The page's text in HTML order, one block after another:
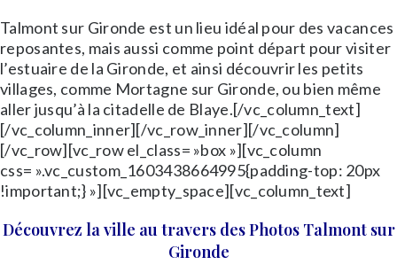
Talmont sur Gironde est un lieu idéal pour des vacances
reposantes, mais aussi comme point départ pour visiter
l’estuaire de la Gironde, et ainsi découvrir les petits
villages, comme Mortagne sur Gironde, ou bien même
aller jusqu’à la citadelle de Blaye.[/vc_column_text]
[/vc_column_inner][/vc_row_inner][/vc_column]
[/vc_row][vc_row el_class= »box »][vc_column
css= ».vc_custom_1603438664995{padding-top: 20px
!important;} »][vc_empty_space][vc_column_text]
Découvrez la ville au travers des Photos Talmont sur
Gironde